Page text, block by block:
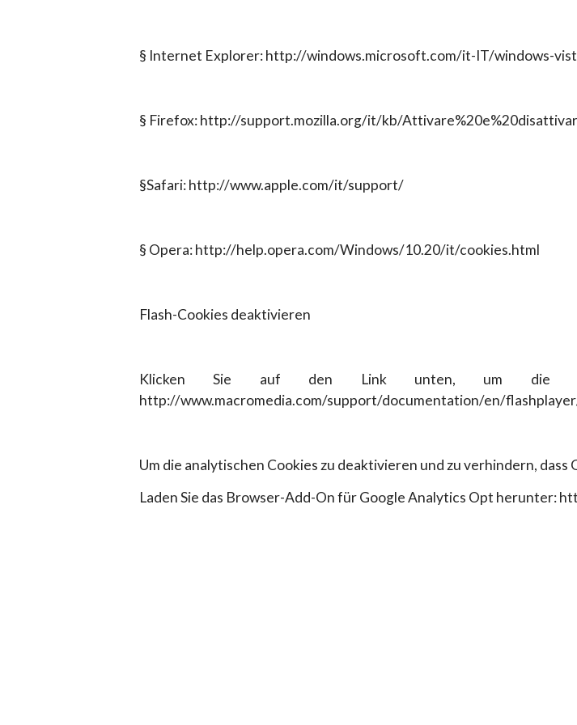
§ Internet Explorer: http://windows.microsoft.com/it-IT/windows-
§ Firefox: http://support.mozilla.org/it/kb/
§Safari: http://www.apple.com/it/support/
§ Opera: http://help.opera.com/Windows/10.20/it/cookies.html
Flash-Cookies deaktivieren
Klicken Sie auf den Link unten, um die
http://www.macromedia.com/support/documentation/en/
Um die analytischen Cookies zu deaktivieren und zu verhindern,
Laden Sie das Browser-Add-On für Google Analytics Opt herunter: